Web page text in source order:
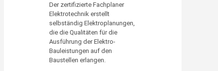
Der zertifizierte Fachplaner
Elektrotechnik erstellt
selbständig Elektroplanungen,
die die Qualitäten für die
Ausführung der Elektro-
Bauleistungen auf den
Baustellen erlangen.